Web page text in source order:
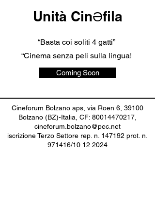
Unità CinƏfila
“Basta coi soliti 4 gatti”
“Cinema senza peli sulla lingua!
Coming Soon
Cineforum Bolzano aps, via Roen 6, 39100
Bolzano (BZ)-Italia, CF: 80014470217
cineforum.bolzano@pec.net
iscrizione Terzo Settore rep. n. 147192 prot. n.
971416/10.12.2024